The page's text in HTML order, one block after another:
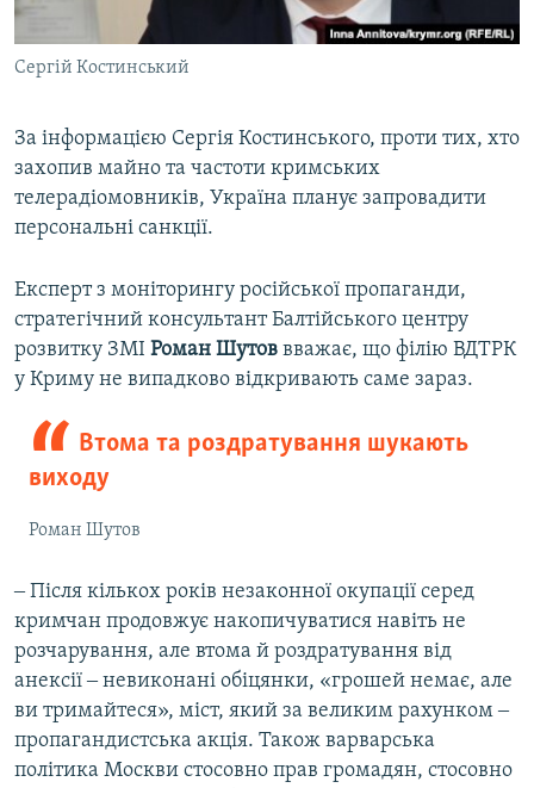
Сергій Костинський
​За інформацією Сергія Костинського, проти тих, хто
захопив майно та частоти кримських
телерадіомовників, Україна планує запровадити
персональні санкції.
Експерт з моніторингу російської пропаганди,
стратегічний консультант Балтійського центру
розвитку ЗМІ Роман Шутов вважає, що філію ВДТРК
у Криму не випадково відкривають саме зараз.
Втома та роздратування шукають
виходу
Роман Шутов
‒ Після кількох років незаконної окупації серед
кримчан продовжує накопичуватися навіть не
розчарування, але втома й роздратування від
анексії ‒ невиконані обіцянки, «грошей немає, але
ви тримайтеся», міст, який за великим рахунком ‒
пропагандистська акція. Також варварська
політика Москви стосовно прав громадян, стосовно